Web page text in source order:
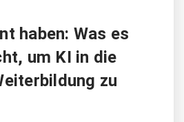
haben: Was es
um KI in die
zu